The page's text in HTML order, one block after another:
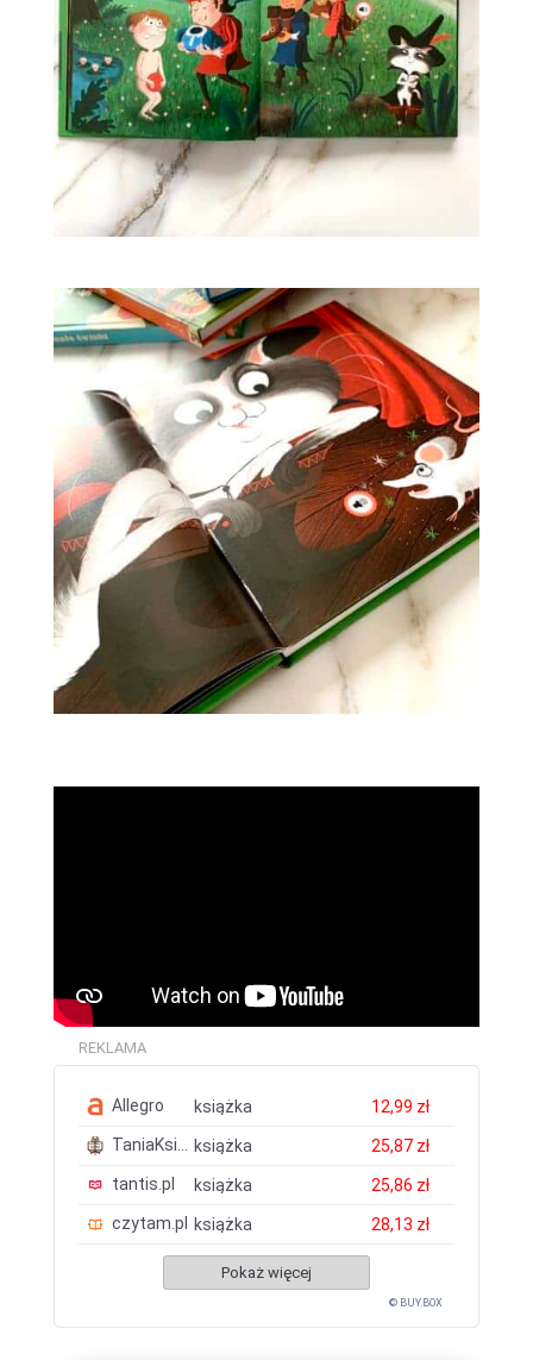
REKLAMA
Allegro książka
12,99 zł
TaniaKsiazka.pl
książka
25,87 zł
tantis.pl
książka
25,86 zł
czytam.pl
książka 28,13 zł
Pokaż więcej
© BUY.BOX